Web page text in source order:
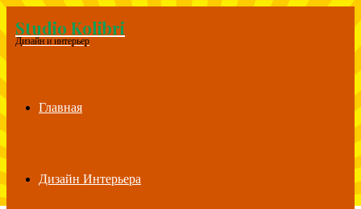
Menu
Studio Kolibri
Дизайн и интерьер
Главная
Дизайн Интерьера